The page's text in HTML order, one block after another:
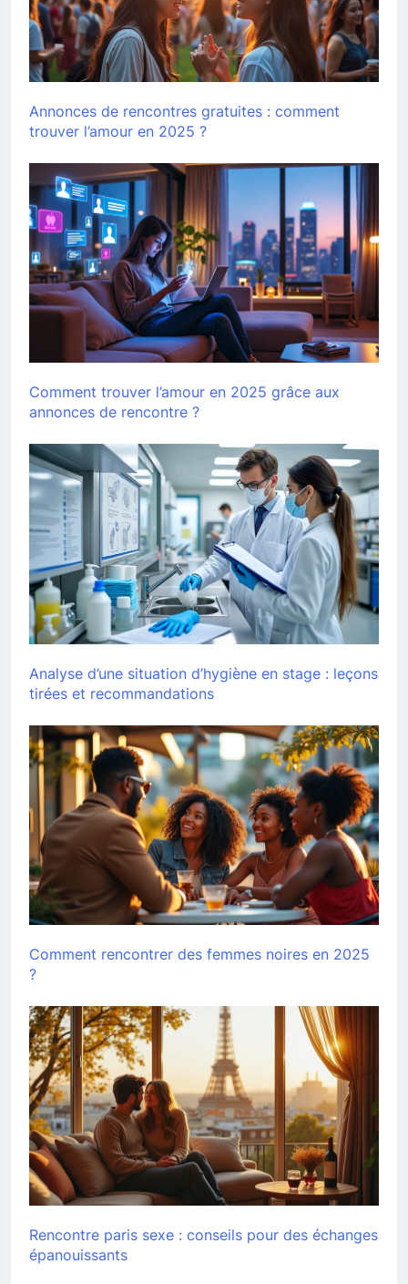
Annonces de rencontres gratuites : comment
trouver l’amour en 2025 ?
Comment trouver l’amour en 2025 grâce aux
annonces de rencontre ?
Analyse d’une situation d’hygiène en stage : leçons
tirées et recommandations
Comment rencontrer des femmes noires en 2025
?
Rencontre paris sexe : conseils pour des échanges
épanouissants